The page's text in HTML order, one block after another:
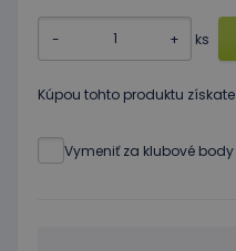
- + ks
Kúpou tohto produktu získate
Vymeniť za klubové body